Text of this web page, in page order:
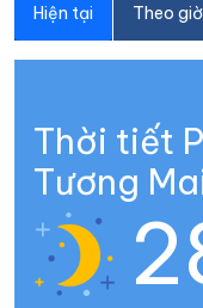
Hiện tại Theo giờ
Thời tiết
Tương